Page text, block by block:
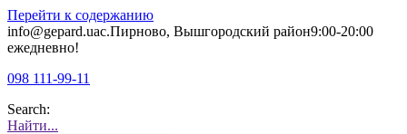
Перейти к содержанию
info@gepard.uaс.Пирново, Вышгородский район9:00-20:00
ежедневно!
098 111-99-11
Search:
Найти...